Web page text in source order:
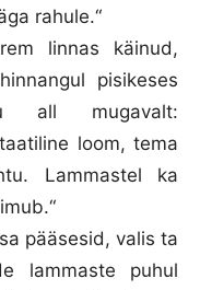
rahule.“
linnas käinud,
pisikeses
all mugavalt:
loom, tema
Lammastel ka
pääsesid, valis ta
lammaste puhul